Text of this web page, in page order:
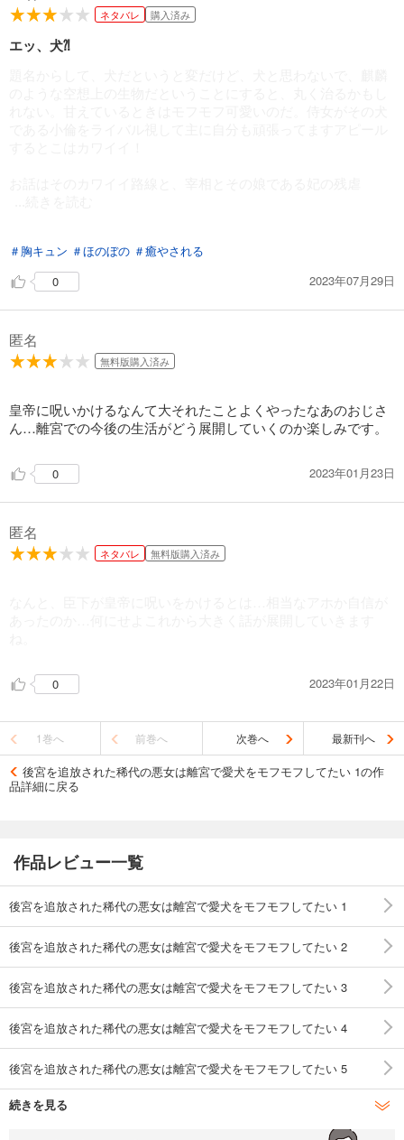
ネタバレ 購入済み
エッ、犬⁈
ヒーローの皇帝はヒロインを守りたいばかりに、終始ヘタレな
対応になってしまうという何とも気の毒な人‼︎果たして何処に着
地するのか⁈
＃胸キュン ＃ほのぼの ＃癒やされる
0
2023年07月29日
匿名
無料版購入済み
皇帝に呪いかけるなんて大それたことよくやったなあのおじさ
ん…離宮での今後の生活がどう展開していくのか楽しみです。
0 2023年01月23日
匿名
ネタバレ 無料版購入済み
0 2023年01月22日
1巻へ 前巻へ 次巻へ 最新刊へ
後宮を追放された稀代の悪女は離宮で愛犬をモフモフしてたい 1の作
品詳細に戻る
作品レビュー一覧
後宮を追放された稀代の悪女は離宮で愛犬をモフモフしてたい 1
後宮を追放された稀代の悪女は離宮で愛犬をモフモフしてたい 2
後宮を追放された稀代の悪女は離宮で愛犬をモフモフしてたい 3
後宮を追放された稀代の悪女は離宮で愛犬をモフモフしてたい 4
後宮を追放された稀代の悪女は離宮で愛犬をモフモフしてたい 5
後宮を追放された稀代の悪女は離宮で愛犬をモフモフしてたい 6
続きを見る